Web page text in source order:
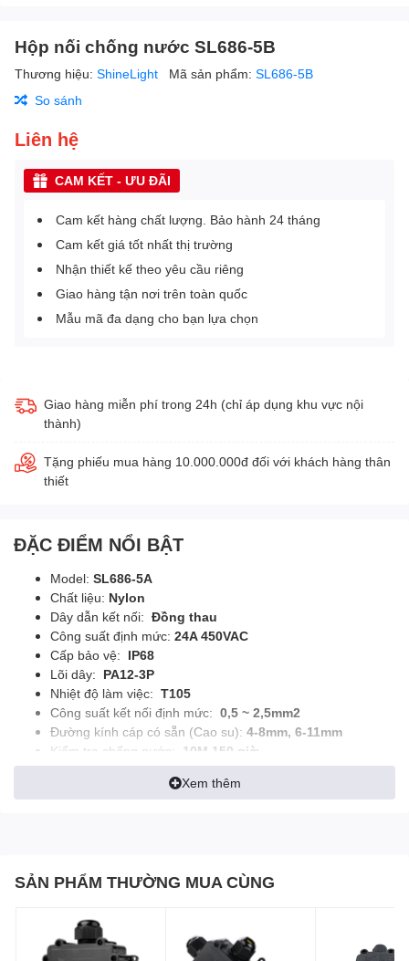
Hộp nối chống nước SL686-5B
Thương hiệu: ShineLight Mã sản phẩm: SL686-5B
So sánh
Liên hệ
CAM KẾT - ƯU ĐÃI
Cam kết hàng chất lượng. Bảo hành 24 tháng
Cam kết giá tốt nhất thị trường
Nhận thiết kế theo yêu cầu riêng
Giao hàng tận nơi trên toàn quốc
Mẫu mã đa dạng cho bạn lựa chọn
Giao hàng miễn phí trong 24h (chỉ áp dụng khu vực nội
thành)
Tặng phiếu mua hàng 10.000.000đ đối với khách hàng thân
thiết
ĐẶC ĐIỂM NỔI BẬT
Model: SL686-5A
Chất liệu: Nylon
Dây dẫn kết nối: Đồng thau
Công suất định mức: 24A 450VAC
Cấp bảo vệ: IP68
Lõi dây: PA12-3P
Nhiệt độ làm việc: T105
Công suất kết nối định mức: 0,5 ~ 2,5mm2
Đường kính cáp có sẵn (Cao su): 4-8mm, 6-11mm
Kiểm tra chống nước: 10M 150 giờ
Kích thước sản phẩm:161,72mm * 107,86mm * 38mm
ENEC, CE, UKCA, CB, SAA, ROHS
Xem thêm
SẢN PHẨM THƯỜNG MUA CÙNG